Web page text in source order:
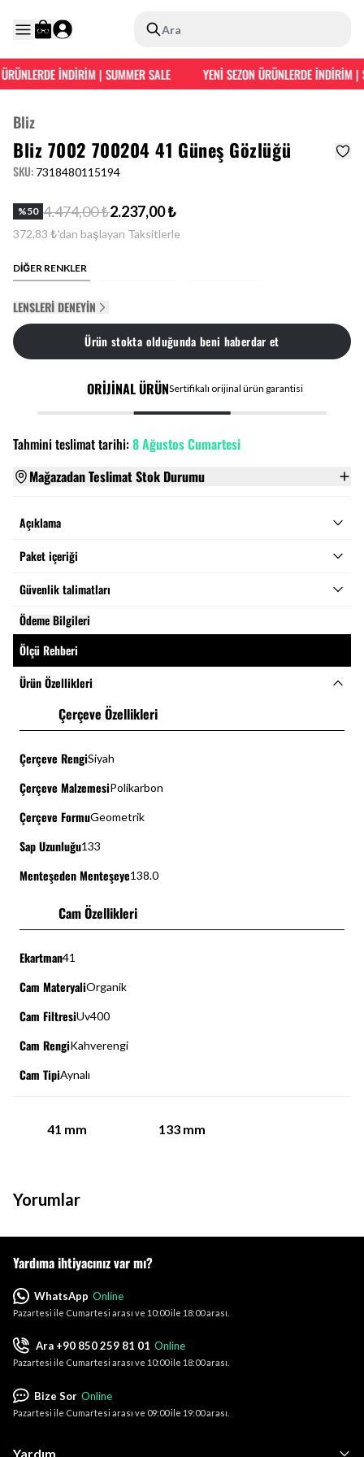
Ara
İNDİRİM | SUMMER SALE YENİ SEZON ÜRÜNLERDE İNDİRİM |
Bliz
Bliz 7002 700204 41 Güneş Gözlüğü
SKU: 7318480115194
%50 4.474,00 ₺2.237,00 ₺
372,83 ₺'dan başlayan Taksitlerle
DİĞER RENKLER
LENSLERI DENEYIN
Ürün stokta olduğunda beni haberdar et
ORİJİNAL ÜRÜNSertifikalı orijinal ürün garantisi
Tahmini teslimat tarihi:8 Ağustos Cumartesi
Mağazadan Teslimat Stok Durumu
Açıklama
Paket içeriği
Güvenlik talimatları
Ödeme Bilgileri
Ölçü Rehberi
Ürün Özellikleri
Çerçeve Özellikleri
Çerçeve RengiSiyah
Çerçeve MalzemesiPolikarbon
Çerçeve FormuGeometrik
Sap Uzunluğu133
Menteşeden Menteşeye138.0
Cam Özellikleri
Ekartman41
Cam MateryaliOrganik
Cam FiltresiUv400
Cam RengiKahverengi
Cam TipiAynalı
41 mm 133mm
Yorumlar
Yardım
Yardıma ihtiyacınız var mı?
WhatsApp Online
Pazartesi ile Cumartesi arası ve 10:00 ile 18:00 arası.
Ara +90 850 259 81 01 Online
Pazartesi ile Cumartesi arası ve 10:00 ile 18:00 arası.
Bize Sor Online
Pazartesi ile Cumartesi arası ve 09:00 ile 19:00 arası.